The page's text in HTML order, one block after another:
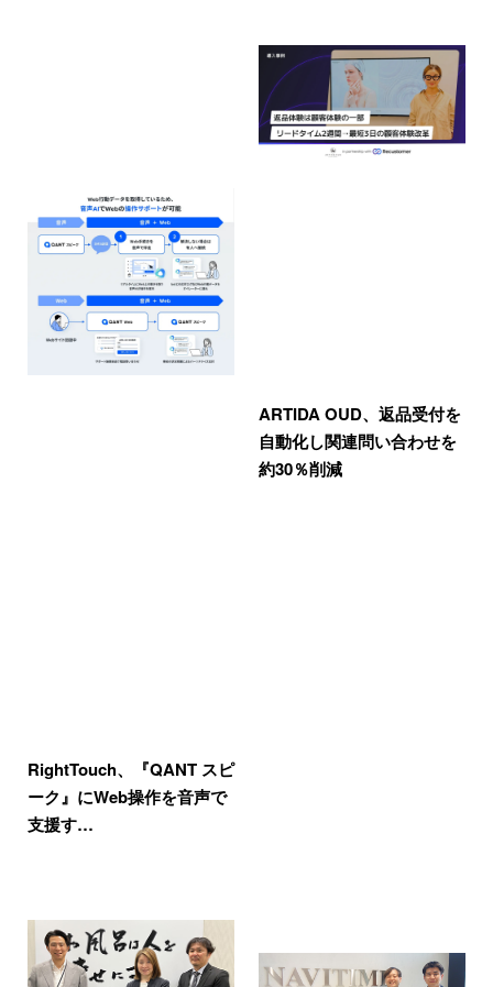
RightTouch、『QANT スピ
ーク』にWeb操作を音声で
支援す…
ARTIDA OUD、返品受付を
自動化し関連問い合わせを
約30％削減